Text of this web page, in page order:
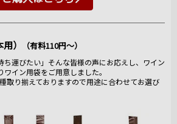
） （有料110円～）
ち運びたい」そんな皆様の声にお応えし、ワイン
イン用袋をご用意しました。
取り揃えておりますので用途に合わせてお選び